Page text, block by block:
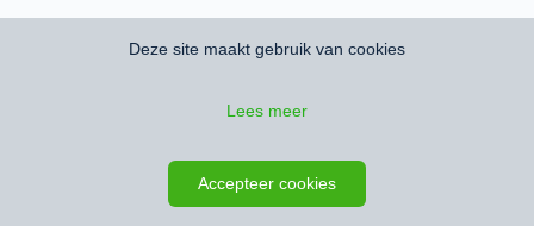
Deze site maakt gebruik van cookies
Lees meer
Accepteer cookies